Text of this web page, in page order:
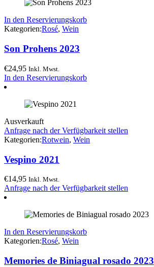
In den Reservierungskorb
Kategorien:Rosé, Wein
Son Prohens 2023
€24,95 Inkl. Mwst.
In den Reservierungskorb
Ausverkauft
Anfrage nach der Verfügbarkeit stellen
Kategorien:Rotwein, Wein
Vespino 2021
€14,95 Inkl. Mwst.
Anfrage nach der Verfügbarkeit stellen
In den Reservierungskorb
Kategorien:Rosé, Wein
Memories de Biniagual rosado 2023